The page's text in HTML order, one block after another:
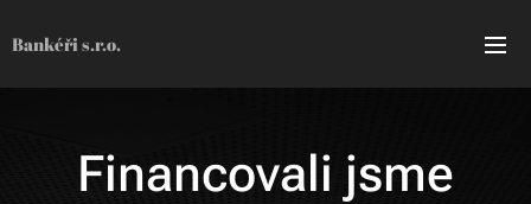
Bankéři s.r.o.
Financovali jsme